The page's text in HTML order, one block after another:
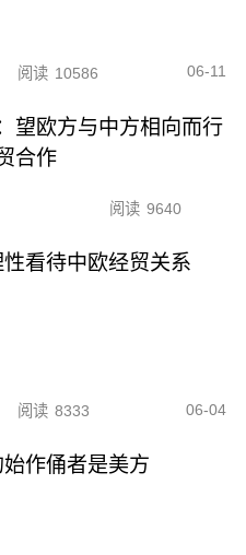
阅读 10586 06-11
望欧方与中方相向而行
合作
阅读 9640
看待中欧经贸关系
阅读 8333 06-04
作俑者是美方